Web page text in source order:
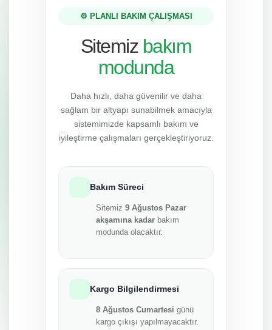
⚙️ PLANLI BAKIM ÇALIŞMASI
Sitemiz bakım
modunda
Daha hızlı, daha güvenilir ve daha
sağlam bir altyapı sunabilmek amacıyla
sistemimizde kapsamlı bakım ve
iyileştirme çalışmaları gerçekleştiriyoruz.
Bakım Süreci
Sitemiz 9 Ağustos Pazar
akşamına kadar bakım
modunda olacaktır.
Kargo Bilgilendirmesi
8 Ağustos Cumartesi günü
kargo çıkışı yapılmayacaktır.